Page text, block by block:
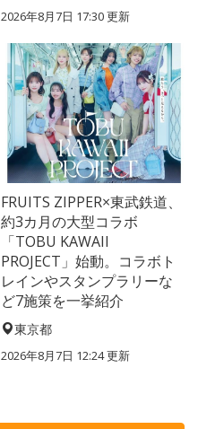
2026年8月7日 17:30更新
FRUITS ZIPPER×東武鉄道、
約3カ月の大型コラボ
「TOBU KAWAII
PROJECT」始動。コラボト
レインやスタンプラリーな
ど7施策を一挙紹介
東京都
2026年8月7日 12:24更新